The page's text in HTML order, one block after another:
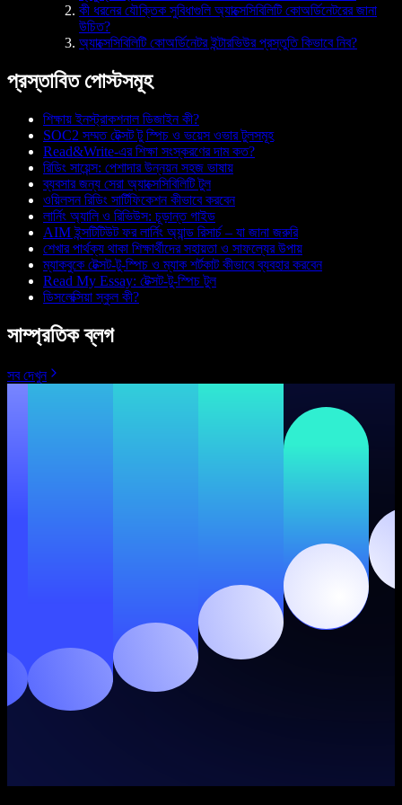
কী ধরনের যৌক্তিক সুবিধাগুলি অ্যাক্সেসিবিলিটি কোঅর্ডিনেটরের জানা
উচিত?
অ্যাক্সেসিবিলিটি কোঅর্ডিনেটর ইন্টারভিউর প্রস্তুতি কিভাবে নিব?
প্রস্তাবিত পোস্টসমূহ
শিক্ষায় ইনস্ট্রাকশনাল ডিজাইন কী?
SOC2 সম্মত টেক্সট টু স্পিচ ও ভয়েস ওভার টুলসমূহ
Read&Write-এর শিক্ষা সংস্করণের দাম কত?
রিডিং সায়েন্স: পেশাদার উন্নয়ন সহজ ভাষায়
ব্যবসার জন্য সেরা অ্যাক্সেসিবিলিটি টুল
ওয়িলসন রিডিং সার্টিফিকেশন কীভাবে করবেন
লার্নিং অ্যালি ও রিভিউস: চূড়ান্ত গাইড
AIM ইন্সটিটিউট ফর লার্নিং অ্যান্ড রিসার্চ – যা জানা জরুরি
শেখার পার্থক্য থাকা শিক্ষার্থীদের সহায়তা ও সাফল্যের উপায়
ম্যাকবুকে টেক্সট-টু-স্পিচ ও ম্যাক শর্টকাট কীভাবে ব্যবহার করবেন
Read My Essay: টেক্সট-টু-স্পিচ টুল
ডিসলেক্সিয়া স্কুল কী?
সাম্প্রতিক ব্লগ
সব দেখুন